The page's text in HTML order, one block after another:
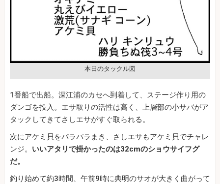
本日のタックル図
1番船で出船。深江浦のカセへ到着して、ステージ作り用の
ダンゴを投入。エサ取りの活性は高く、上層部の小サバがア
タックしてきてさしエサがすぐ取られる。
次にアケミ貝をパラパラまき、さしエサもアケミ貝でチャレ
ンジ。 いいアタリで掛かったのは32cmのショウサイフグ
だ。
釣り始めて約3時間、午前9時に典明のサオが大きく曲がって